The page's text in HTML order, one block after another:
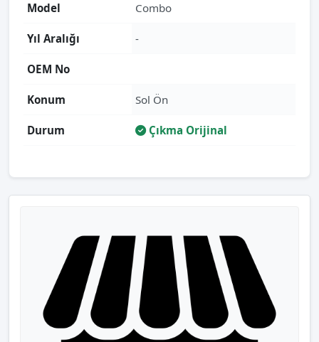
Model Combo
Yıl Aralığı -
OEM No
Konum Sol Ön
Durum Çıkma Orijinal